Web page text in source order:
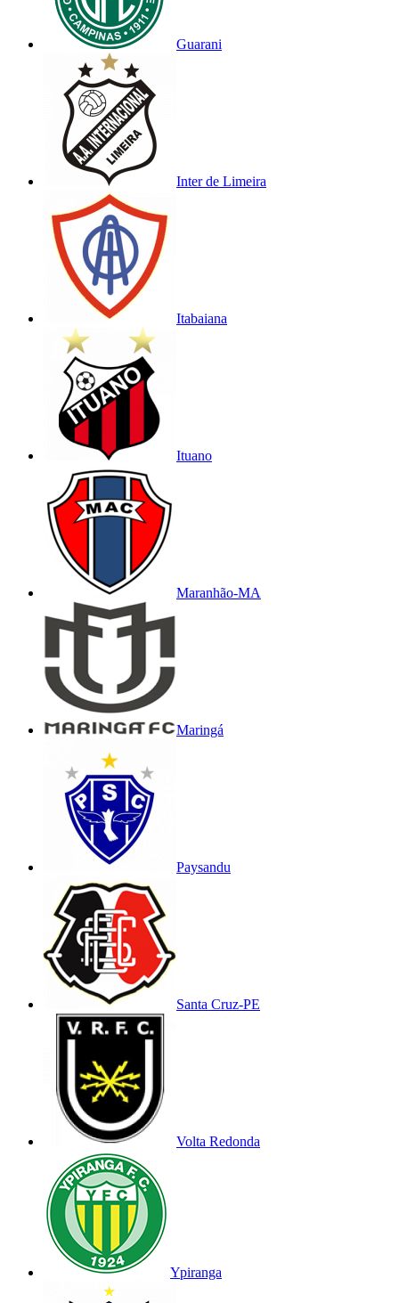
Guarani
Inter de Limeira
Itabaiana
Ituano
Maranhão-MA
Maringá
Paysandu
Santa Cruz-PE
Volta Redonda
Ypiranga